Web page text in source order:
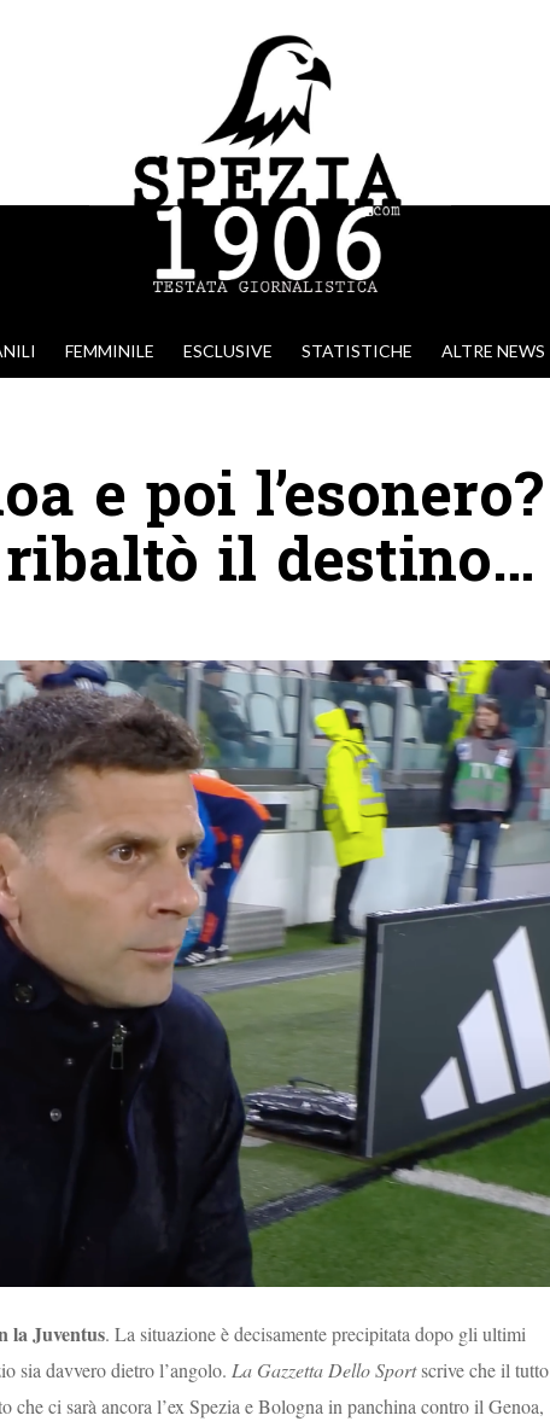
FEMMINILE ESCLUSIVE STATISTICHE ALTRE NEWS
e poi l’esonero?
ribaltò il destino…
la Juventus. La situazione è decisamente precipitata dopo gli ultimi
sia davvero dietro l’angolo. La Gazzetta Dello Sportscrive che il tutto
che ci sarà ancora l’ex Spezia e Bologna in panchina contro il Genoa,